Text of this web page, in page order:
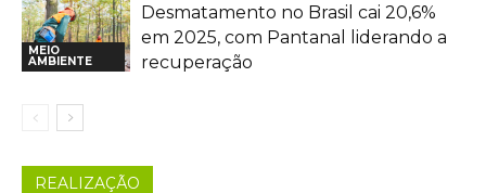
MEIO
AMBIENTE
Desmatamento no Brasil cai 20,6%
em 2025, com Pantanal liderando a
recuperação
REALIZAÇÃO